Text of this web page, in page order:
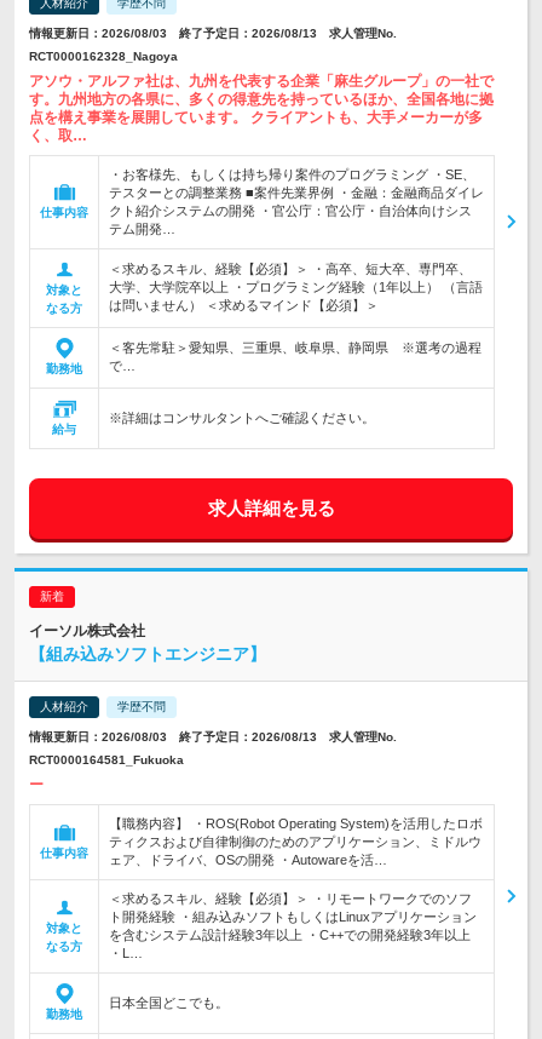
人材紹介 学歴不問
情報更新日：2026/08/03 終了予定日：2026/08/13 求人管理No.
RCT0000162328_Nagoya
アソウ・アルファ社は、九州を代表する企業「麻生グループ」の一社で
す。九州地方の各県に、多くの得意先を持っているほか、全国各地に拠
点を構え事業を展開しています。 クライアントも、大手メーカーが多
く、取…
仕事内容
・お客様先、もしくは持ち帰り案件のプログラミング ・SE、
テスターとの調整業務 ■案件先業界例 ・金融：金融商品ダイレ
クト紹介システムの開発 ・官公庁：官公庁・自治体向けシス
テム開発…
対象と
なる方
＜求めるスキル、経験【必須】＞ ・高卒、短大卒、専門卒、
大学、大学院卒以上 ・プログラミング経験（1年以上） （言語
は問いません） ＜求めるマインド【必須】＞
勤務地
＜客先常駐＞愛知県、三重県、岐阜県、静岡県 ※選考の過程
で…
給与
※詳細はコンサルタントへご確認ください。
求人詳細を見る
イーソル株式会社
【組み込みソフトエンジニア】
人材紹介 学歴不問
情報更新日：2026/08/03 終了予定日：2026/08/13 求人管理No.
RCT0000164581_Fukuoka
ー
仕事内容
【職務内容】 ・ROS(Robot Operating System)を活用したロボ
ティクスおよび自律制御のためのアプリケーション、ミドルウ
ェア、ドライバ、OSの開発 ・Autowareを活…
対象と
なる方
＜求めるスキル、経験【必須】＞ ・リモートワークでのソフ
ト開発経験 ・組み込みソフトもしくはLinuxアプリケーション
を含むシステム設計経験3年以上 ・C++での開発経験3年以上
・L…
勤務地
日本全国どこでも。